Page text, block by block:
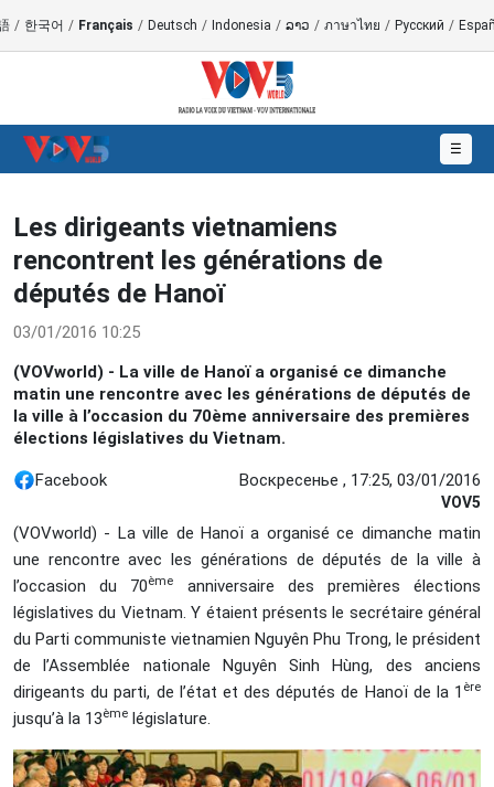
/ 한국어 / Français / Deutsch / Indonesia / ລາວ / ภาษาไทย / Русский /
☰
Les dirigeants vietnamiens
rencontrent les générations de
députés de Hanoï
03/01/2016 10:25
(VOVworld) - La ville de Hanoï a organisé ce dimanche
matin une rencontre avec les générations de députés de
la ville à l’occasion du 70ème anniversaire des premières
élections législatives du Vietnam.
Facebook Воскресенье , 17:25, 03/01/2016
VOV5
(VOVworld) - La ville de Hanoï a organisé ce dimanche matin
une rencontre avec les générations de députés de la ville à
l’occasion du 70ème
anniversaire des premières élections
législatives du Vietnam. Y étaient présents le secrétaire général
du Parti communiste vietnamien Nguyên Phu Trong, le président
de l’Assemblée nationale Nguyên Sinh Hùng, des anciens
dirigeants du parti, de l’état et des députés de Hanoï de la 1 ère
jusqu’à la 13ème législature.